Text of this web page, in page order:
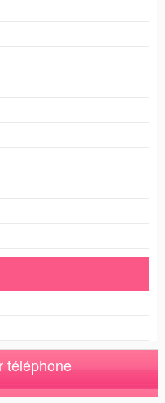
téléphone